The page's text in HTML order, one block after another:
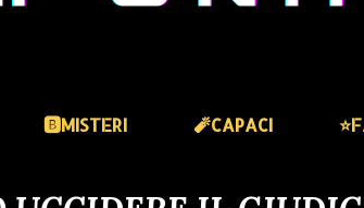
🅱️MISTERI 🧨CAPACI